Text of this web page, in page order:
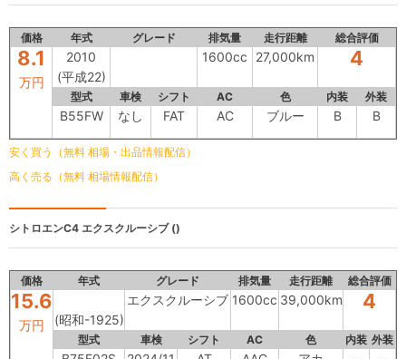
価格 年式 グレード 排気量 走行距離 総合評価
8.1
万円
2010
(平成22)
1600cc 27,000km 4
型式 車検 シフト AC 色 内装 外装
B55FW なし FAT AC ブルー B B
安く買う（無料 相場・出品情報配信）
高く売る（無料 相場情報配信）
シトロエンC4 エクスクルーシブ ()
価格 年式 グレード 排気量 走行距離 総合評価
15.6
万円 (昭和-1925)
エクスクルーシブ 1600cc 39,000km 4
型式 車検 シフト AC 色 内装 外装